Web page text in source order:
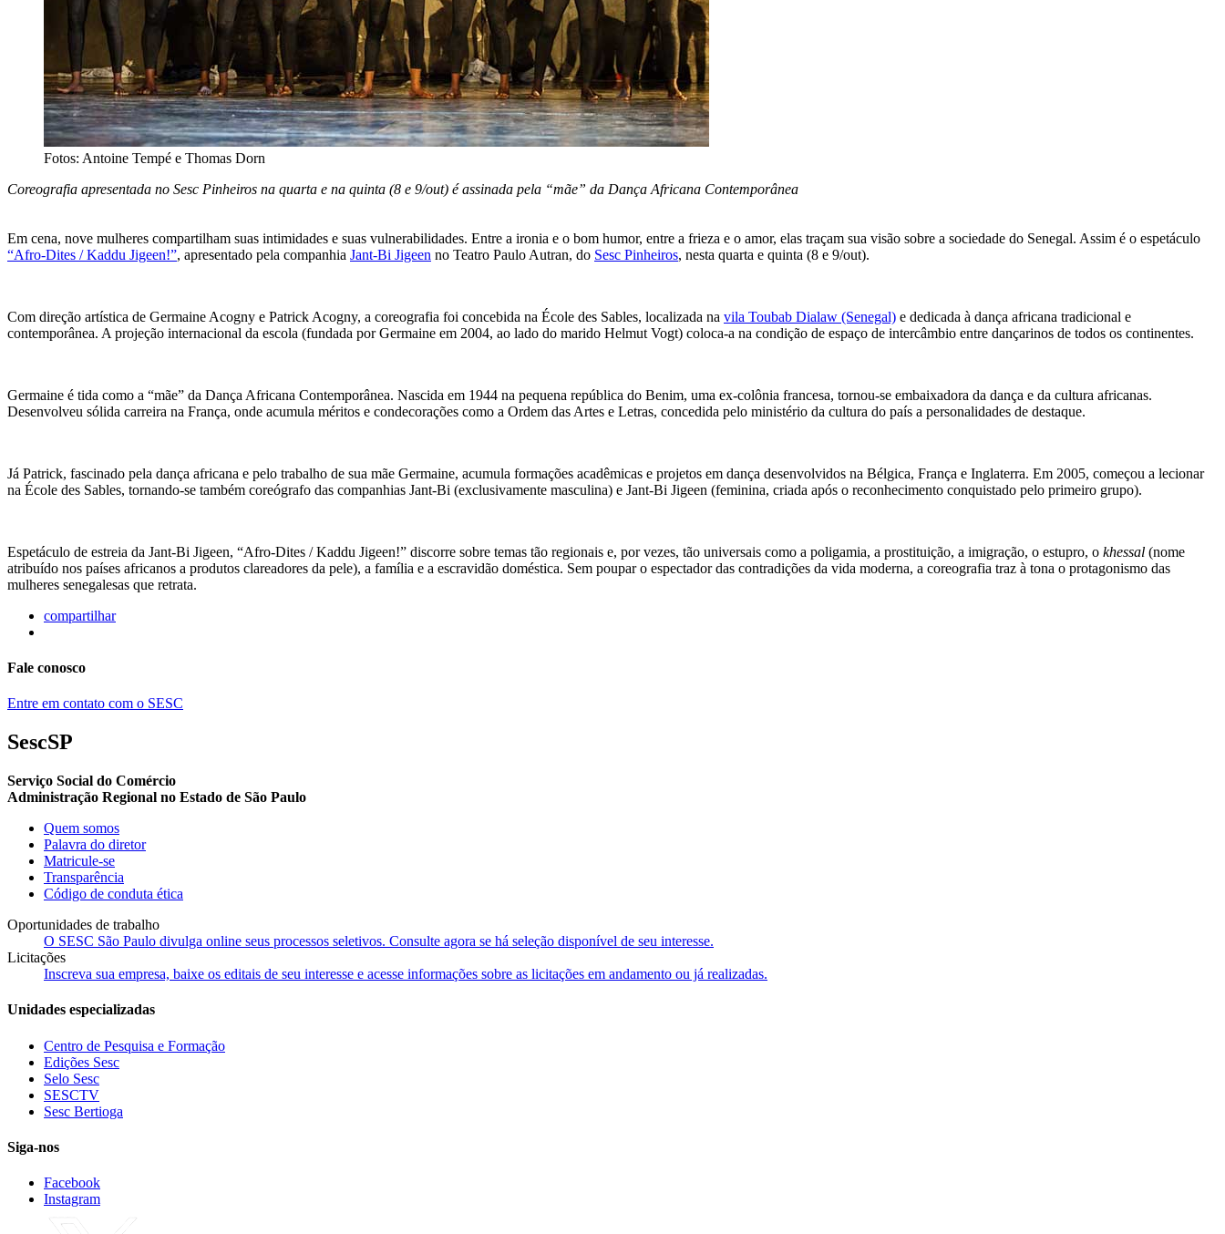
Fotos: Antoine Tempé e Thomas Dorn
Coreografia apresentada no Sesc Pinheiros na quarta e na quinta (8 e 9/out) é assinada pela “mãe” da Dança Africana Contemporânea
Em cena, nove mulheres compartilham suas intimidades e suas vulnerabilidades. Entre a ironia e o bom humor, entre a frieza e o amor, elas traçam sua visão sobre a sociedade do Senegal. Assim é o espetáculo
“Afro-Dites / Kaddu Jigeen!”, apresentado pela companhia Jant-Bi Jigeen no Teatro Paulo Autran, do Sesc Pinheiros, nesta quarta e quinta (8 e 9/out).
Com direção artística de Germaine Acogny e Patrick Acogny, a coreografia foi concebida na École des Sables, localizada na vila Toubab Dialaw (Senegal) e dedicada à dança africana tradicional e
contemporânea. A projeção internacional da escola (fundada por Germaine em 2004, ao lado do marido Helmut Vogt) coloca-a na condição de espaço de intercâmbio entre dançarinos de todos os continentes.
Germaine é tida como a “mãe” da Dança Africana Contemporânea. Nascida em 1944 na pequena república do Benim, uma ex-colônia francesa, tornou-se embaixadora da dança e da cultura africanas.
Desenvolveu sólida carreira na França, onde acumula méritos e condecorações como a Ordem das Artes e Letras, concedida pelo ministério da cultura do país a personalidades de destaque.
Já Patrick, fascinado pela dança africana e pelo trabalho de sua mãe Germaine, acumula formações acadêmicas e projetos em dança desenvolvidos na Bélgica, França e Inglaterra. Em 2005, começou a lecionar
na École des Sables, tornando-se também coreógrafo das companhias Jant-Bi (exclusivamente masculina) e Jant-Bi Jigeen (feminina, criada após o reconhecimento conquistado pelo primeiro grupo).
Espetáculo de estreia da Jant-Bi Jigeen, “Afro-Dites / Kaddu Jigeen!” discorre sobre temas tão regionais e, por vezes, tão universais como a poligamia, a prostituição, a imigração, o estupro, o khessal (nome
atribuído nos países africanos a produtos clareadores da pele), a família e a escravidão doméstica. Sem poupar o espectador das contradições da vida moderna, a coreografia traz à tona o protagonismo das
mulheres senegalesas que retrata.
compartilhar
Fale conosco
Entre em contato com o SESC
SescSP
Serviço Social do Comércio
Administração Regional no Estado de São Paulo
Quem somos
Palavra do diretor
Matricule-se
Transparência
Código de conduta ética
Oportunidades de trabalho
O SESC São Paulo divulga online seus processos seletivos. Consulte agora se há seleção disponível de seu interesse.
Licitações
Inscreva sua empresa, baixe os editais de seu interesse e acesse informações sobre as licitações em andamento ou já realizadas.
Unidades especializadas
Centro de Pesquisa e Formação
Edições Sesc
Selo Sesc
SESCTV
Sesc Bertioga
Siga-nos
Facebook
Instagram